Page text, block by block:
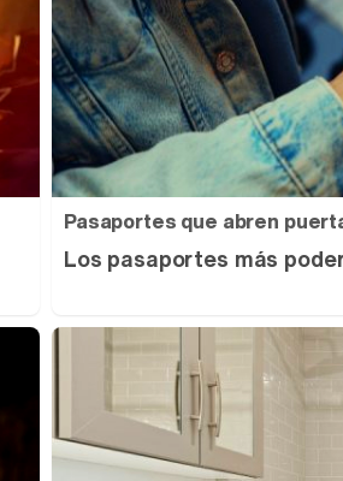
Pasaportes que abren
Los pasaportes más